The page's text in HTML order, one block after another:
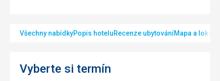
Všechny nabídkyPopis hoteluRecenze ubytováníMapa a
Vyberte si termín